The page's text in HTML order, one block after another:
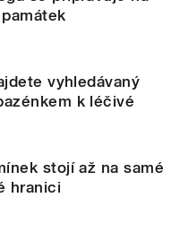
vyhledávaný
k léčivé
stojí až na samé
hranici